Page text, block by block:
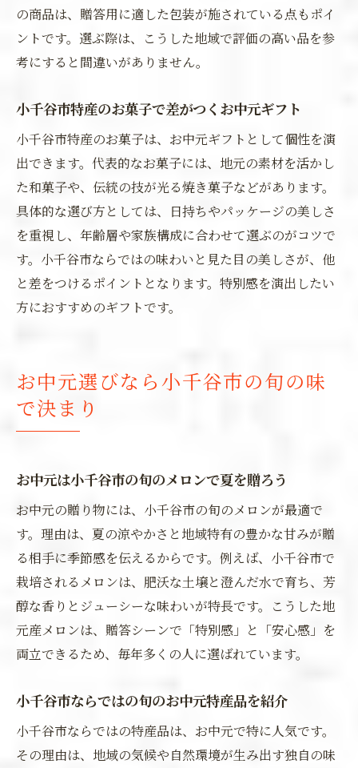
の商品は、贈答用に適した包装が施されている点もポイ
ントです。選ぶ際は、こうした地域で評価の高い品を参
考にすると間違いがありません。
小千谷市特産のお菓子で差がつくお中元ギフト
小千谷市特産のお菓子は、お中元ギフトとして個性を演
出できます。代表的なお菓子には、地元の素材を活かし
た和菓子や、伝統の技が光る焼き菓子などがあります。
具体的な選び方としては、日持ちやパッケージの美しさ
を重視し、年齢層や家族構成に合わせて選ぶのがコツで
す。小千谷市ならではの味わいと見た目の美しさが、他
と差をつけるポイントとなります。特別感を演出したい
方におすすめのギフトです。
お中元選びなら小千谷市の旬の味
で決まり
お中元は小千谷市の旬のメロンで夏を贈ろう
お中元の贈り物には、小千谷市の旬のメロンが最適で
す。理由は、夏の涼やかさと地域特有の豊かな甘みが贈
る相手に季節感を伝えるからです。例えば、小千谷市で
栽培されるメロンは、肥沃な土壌と澄んだ水で育ち、芳
醇な香りとジューシーな味わいが特長です。こうした地
元産メロンは、贈答シーンで「特別感」と「安心感」を
両立できるため、毎年多くの人に選ばれています。
小千谷市ならではの旬のお中元特産品を紹介
小千谷市ならではの特産品は、お中元で特に人気です。
その理由は、地域の気候や自然環境が生み出す独自の味